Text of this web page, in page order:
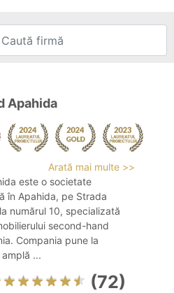
Apahida
Arată mai multe >>
este o societate
în Apahida, pe Strada
numărul 10, specializată
second-hand
Compania pune la
...
(72)